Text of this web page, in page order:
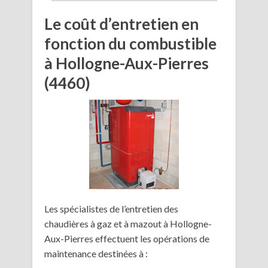
Le coût d’entretien en
fonction du combustible
à Hollogne-Aux-Pierres
(4460)
Les spécialistes de l’entretien des
chaudières à gaz et à mazout à Hollogne-
Aux-Pierres effectuent les opérations de
maintenance destinées à :